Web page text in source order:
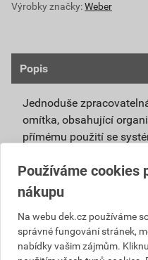
Výrobky značky:Weber
Popis
Jednoduše
omítka, obsahující
přímému použití se
Vlivem
zateplovacích
dochází ke
vytváří živnou
Povrch omítky
Používáme cookies
nákupu
Na webu dek.cz používáme
správné fungování stránek,
nabídky vašim zájmům.